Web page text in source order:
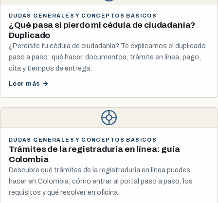
DUDAS GENERALES Y CONCEPTOS BÁSICOS
¿Qué pasa si pierdo mi cédula de ciudadanía?
Duplicado
¿Perdiste tu cédula de ciudadanía? Te explicamos el duplicado
paso a paso: qué hacer, documentos, trámite en línea, pago,
cita y tiempos de entrega.
Leer más →
DUDAS GENERALES Y CONCEPTOS BÁSICOS
Trámites de la registraduría en línea: guía
Colombia
Descubre qué trámites de la registraduría en línea puedes
hacer en Colombia, cómo entrar al portal paso a paso, los
requisitos y qué resolver en oficina.